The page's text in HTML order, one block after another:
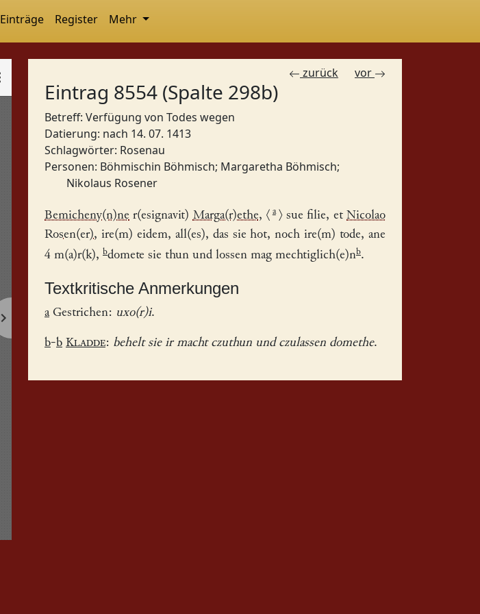
Einträge Register Mehr
zurück vor
Eintrag 8554 (Spalte 298b)
Betreff: Verfügung von Todes wegen
Datierung: nach 14. 07. 1413
Schlagwörter: Rosenau
Personen: Böhmischin Böhmisch; Margaretha Böhmisch;
Nikolaus Rosener
Bemicheny(n)ne r(esignavit) Marga(r)ethe, ⟨ a ⟩sue filie, etNicolao
Rosen(er), ire(m) eidem, all(es), das sie hot, noch ire(m) tode, ane
4 m(a)r(k), bdomete sie thun und lossen mag mechtiglich(e)nb.
Textkritische Anmerkungen
aGestrichen: uxo(r)i.
b-b Kladde: behelt sie ir macht czuthun und czulassen domethe.